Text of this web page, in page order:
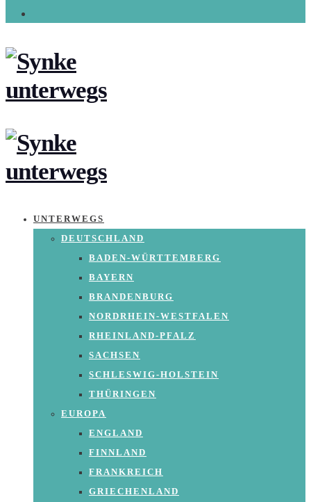
UNTERWEGS
DEUTSCHLAND
BADEN-WÜRTTEMBERG
BAYERN
BRANDENBURG
NORDRHEIN-WESTFALEN
RHEINLAND-PFALZ
SACHSEN
SCHLESWIG-HOLSTEIN
THÜRINGEN
EUROPA
ENGLAND
FINNLAND
FRANKREICH
GRIECHENLAND